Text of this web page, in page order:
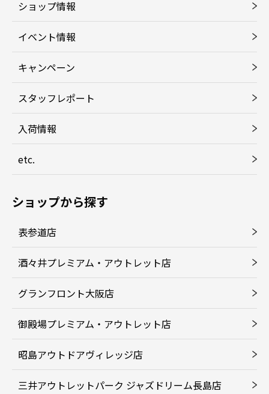
ショップ情報
イベント情報
キャンペーン
スタッフレポート
入荷情報
etc.
ショップから探す
表参道店
酒々井プレミアム・アウトレット店
グランフロント大阪店
御殿場プレミアム・アウトレット店
昭島アウトドアヴィレッジ店
三井アウトレットパーク ジャズドリーム長島店